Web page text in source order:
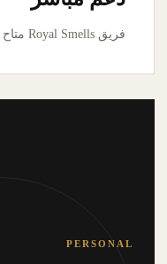
فريق Royal Smells متاح للمنزل والأعمال.
PERSONAL